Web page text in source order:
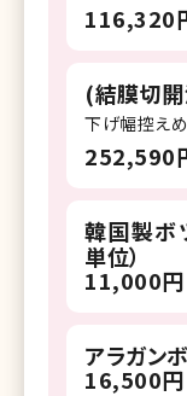
湘南美容
湘南美容
湘南美容
湘南美
湘南美容
湘南美容
116,320
(結膜切
下げ幅控え
252,590
韓国製ボ
単位）
11,000円
アラガン
16,500円